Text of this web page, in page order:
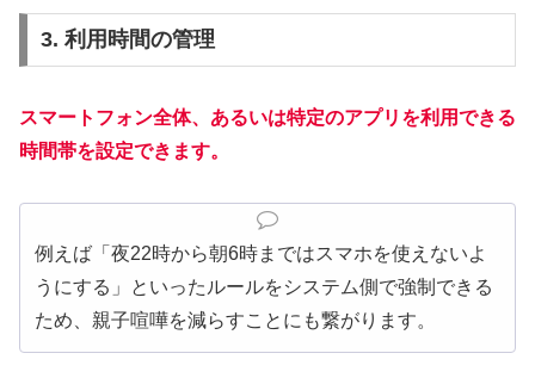
3. 利用時間の管理
スマートフォン全体、あるいは特定のアプリを利用できる
時間帯を設定できます。
例えば「夜22時から朝6時まではスマホを使えないよ
うにする」といったルールをシステム側で強制できる
ため、親子喧嘩を減らすことにも繋がります。